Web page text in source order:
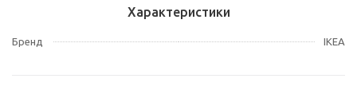
Характеристики
Бренд IKEA